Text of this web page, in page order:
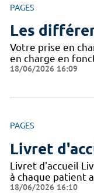
PAGES
Les
Votre prise en
en charge en
18/06/2026 16:09
PAGES
Livret
Livret d'accueil
à chaque patient
18/06/2026 16:10